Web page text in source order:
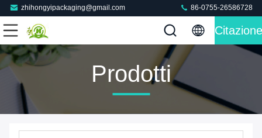
zhihongyipackaging@gmail.com 86-0755-26586728
Citazione
Prodotti